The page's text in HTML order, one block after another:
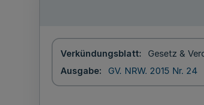
Verkündungsblatt
Gesetz &
Ausgabe
GV. NRW. 2015 Nr. 24